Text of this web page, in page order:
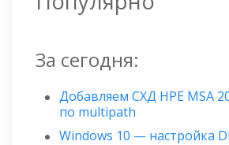
За сегодня:
Добавляем СХД HPE MSA
по multipath
Windows 10 — настройка